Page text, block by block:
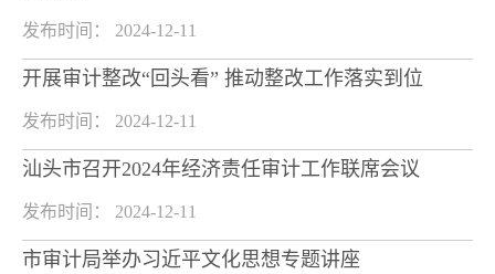
发布时间： 2024-12-11
开展审计整改“回头看” 推动整改工作落实到位
发布时间： 2024-12-11
汕头市召开2024年经济责任审计工作联席会议
发布时间： 2024-12-11
市审计局举办习近平文化思想专题讲座